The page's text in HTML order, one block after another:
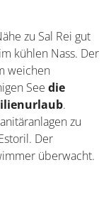
zu Sal Rei gut
kühlen Nass. Der
weichen
Seedie
.
zu
Der
überwacht.